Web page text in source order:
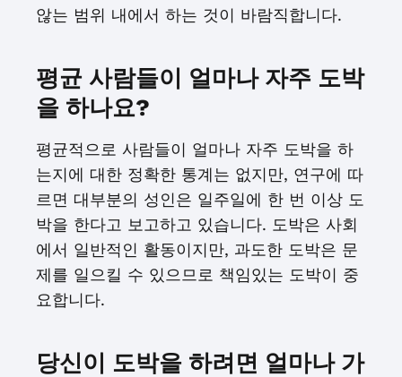
않는 범위 내에서 하는 것이 바람직합니다.
평균 사람들이 얼마나 자주 도박
을 하나요?
평균적으로 사람들이 얼마나 자주 도박을 하
는지에 대한 정확한 통계는 없지만, 연구에 따
르면 대부분의 성인은 일주일에 한 번 이상 도
박을 한다고 보고하고 있습니다. 도박은 사회
에서 일반적인 활동이지만, 과도한 도박은 문
제를 일으킬 수 있으므로 책임있는 도박이 중
요합니다.
당신이 도박을 하려면 얼마나 가